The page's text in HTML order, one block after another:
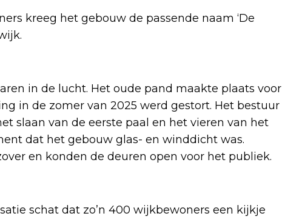
kreeg het gebouw de passende naam ‘De
in de lucht. Het oude pand maakte plaats voor
in de zomer van 2025 werd gestort. Het bestuur
slaan van de eerste paal en het vieren van het
dat het gebouw glas- en winddicht was.
en konden de deuren open voor het publiek.
schat dat zo’n 400 wijkbewoners een kijkje